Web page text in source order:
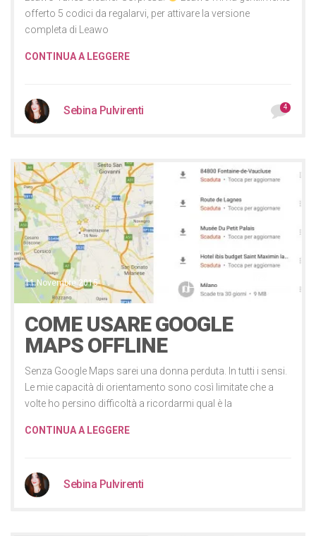
offerto 5 codici da regalarvi, per attivare la versione
completa di Leawo
CONTINUA A LEGGERE
Sebina Pulvirenti 4
11 Novembre 2015
COME USARE GOOGLE
MAPS OFFLINE
Senza Google Maps sarei una donna perduta. In tutti i sensi.
Le mie capacità di orientamento sono così limitate che a
volte ho persino difficoltà a ricordarmi qual è la
CONTINUA A LEGGERE
Sebina Pulvirenti